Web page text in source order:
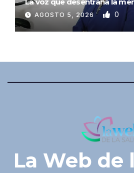
AGOSTO 5, 2026 0
La Web de